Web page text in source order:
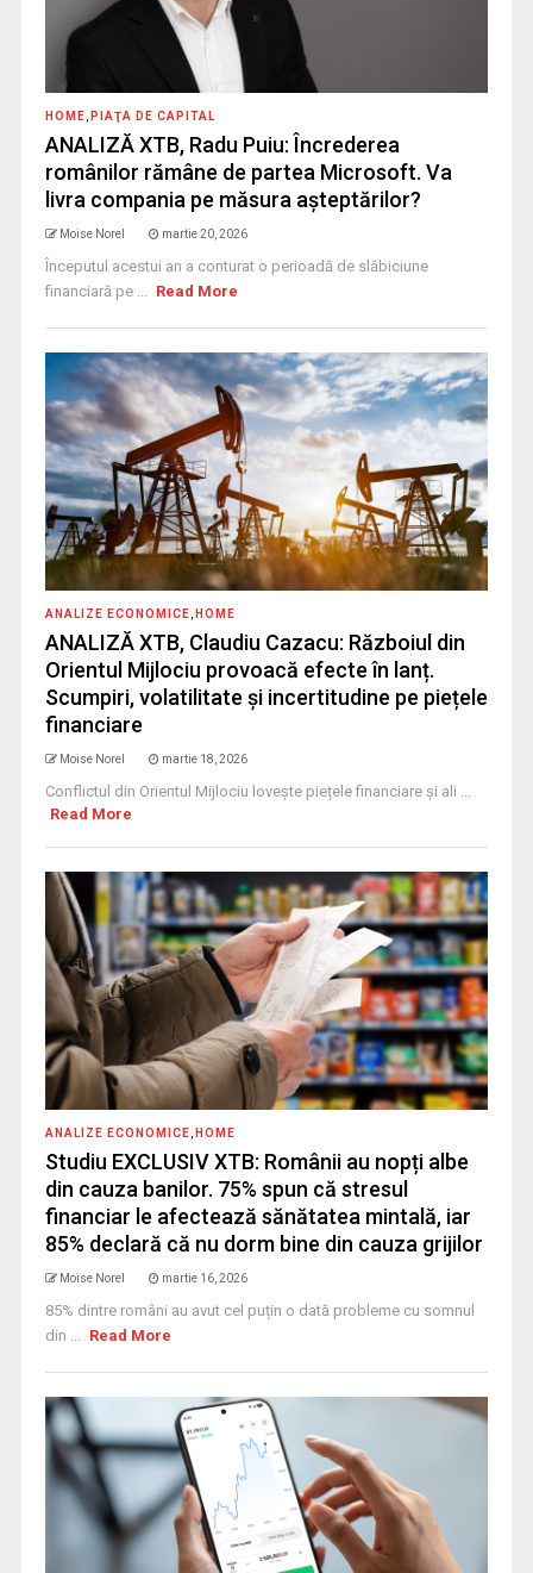
HOME PIAŢA DE CAPITAL
ANALIZĂ XTB, Radu Puiu: Încrederea
românilor rămâne de partea Microsoft. Va
livra compania pe măsura așteptărilor?
Moise Norel martie 20, 2026
Începutul acestui an a conturat o perioadă de slăbiciune
financiară pe ... Read More
ANALIZE ECONOMICE HOME
ANALIZĂ XTB, Claudiu Cazacu: Războiul din
Orientul Mijlociu provoacă efecte în lanț.
Scumpiri, volatilitate și incertitudine pe piețele
financiare
Moise Norel martie 18, 2026
Conflictul din Orientul Mijlociu lovește piețele financiare și ali ...
Read More
ANALIZE ECONOMICE HOME
Studiu EXCLUSIV XTB: Românii au nopți albe
din cauza banilor. 75% spun că stresul
financiar le afectează sănătatea mintală, iar
85% declară că nu dorm bine din cauza grijilor
Moise Norel martie 16, 2026
85% dintre români au avut cel puțin o dată probleme cu somnul
din ... Read More